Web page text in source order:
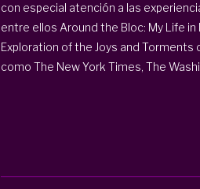
con especial atención a las
entre ellos Around the Bloc: My Life in
Exploration of the Joys and
como The New York Times, The